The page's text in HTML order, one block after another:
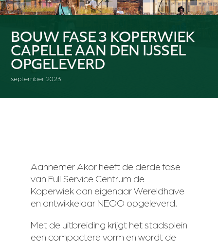
BOUW FASE 3 KOPERWIEK
CAPELLE AAN DEN IJSSEL
OPGELEVERD
september 2023
Aannemer Akor heeft de derde fase
van Full Service Centrum de
Koperwiek aan eigenaar Wereldhave
en ontwikkelaar NEOO opgeleverd.
Met de uitbreiding krijgt het stadsplein
een compactere vorm en wordt de